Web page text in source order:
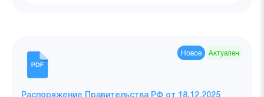
Новое Актуален